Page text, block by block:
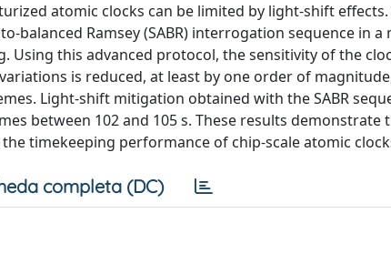
atomic clocks can be limited by light-shift effects.
Ramsey (SABR) interrogation sequence in a
this advanced protocol, the sensitivity of the
is reduced, at least by one order of
Light-shift mitigation obtained with the SABR
between 102 and 105 s. These results demonstrate
timekeeping performance of chip-scale atomic
completa (DC)